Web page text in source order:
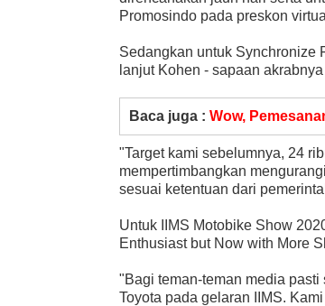
Promosindo pada preskon
Sedangkan untuk Synchronize
lanjut Kohen - sapaan
Baca juga : Wow,
"Target kami sebelumnya, 24
mempertimbangkan
sesuai ketentuan dari
Untuk IIMS Motobike Show
Enthusiast but Now with More
"Bagi teman-teman media
Toyota pada gelaran IIMS.